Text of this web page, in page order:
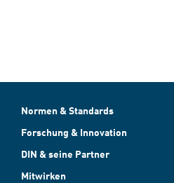
Normen & Standards
Forschung & Innovation
DIN & seine Partner
Mitwirken